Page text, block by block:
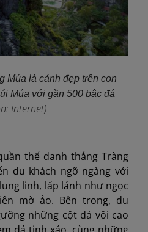
Múa là cảnh đẹp trên con
Múa với gần 500 bậc đá
Internet)
thể danh thắng Tràng
du khách ngỡ ngàng với
linh, lấp lánh như ngọc
mờ ảo. Bên trong, du
những cột đá vôi cao